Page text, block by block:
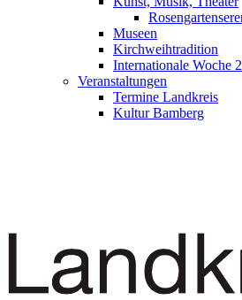
Museen
Kirchweihtradition
Internationale Woche
Veranstaltungen
Termine Landkreis
Kultur Bamberg